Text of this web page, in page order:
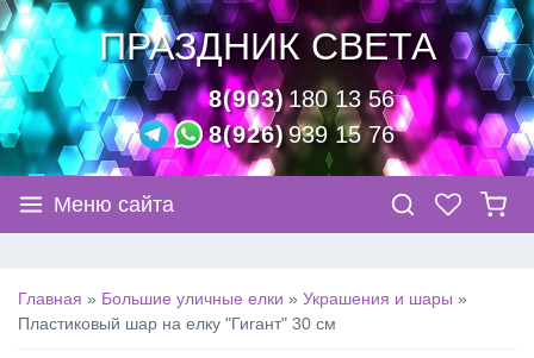
ПРАЗДНИК СВЕТА
8(903)180 13 56
8(926)939 15 76
Меню сайта
Главная » Большие уличные елки » Украшения и шары »
Пластиковый шар на елку "Гигант" 30 см